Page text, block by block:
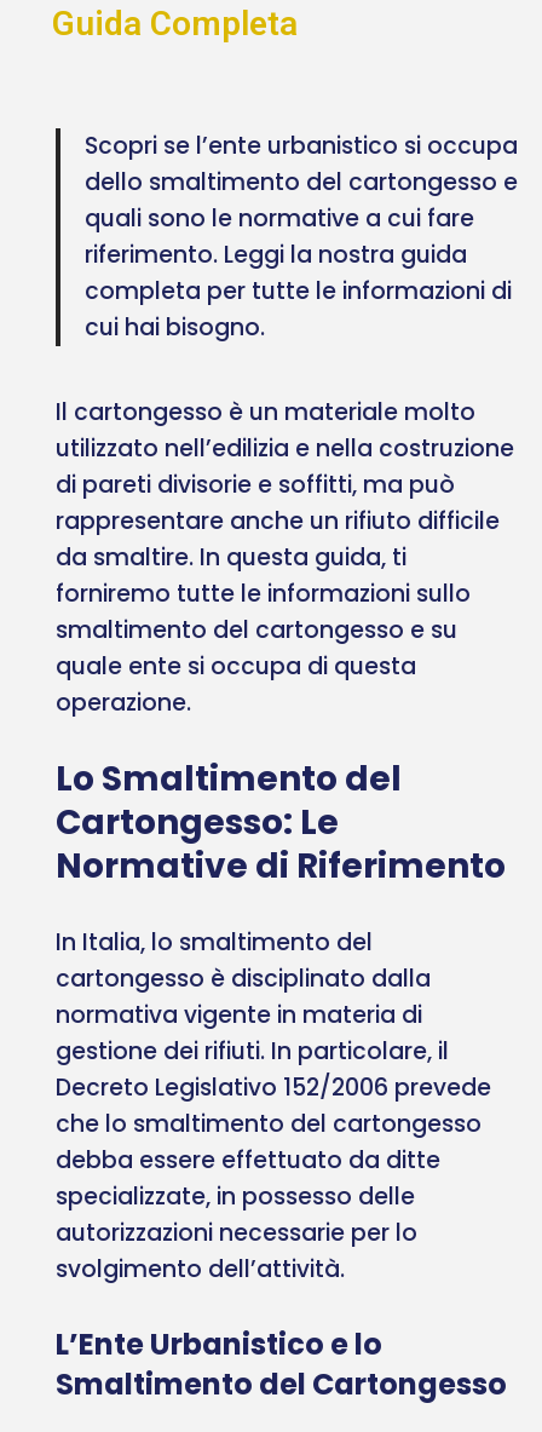
Guida Completa
Scopri se l’ente urbanistico si occupa
dello smaltimento del cartongesso e
quali sono le normative a cui fare
riferimento. Leggi la nostra guida
completa per tutte le informazioni di
cui hai bisogno.
Il cartongesso è un materiale molto
utilizzato nell’edilizia e nella costruzione
di pareti divisorie e soffitti, ma può
rappresentare anche un rifiuto difficile
da smaltire. In questa guida, ti
forniremo tutte le informazioni sullo
smaltimento del cartongesso e su
quale ente si occupa di questa
operazione.
Lo Smaltimento del
Cartongesso: Le
Normative di Riferimento
In Italia, lo smaltimento del
cartongesso è disciplinato dalla
normativa vigente in materia di
gestione dei rifiuti. In particolare, il
Decreto Legislativo 152/2006 prevede
che lo smaltimento del cartongesso
debba essere effettuato da ditte
specializzate, in possesso delle
autorizzazioni necessarie per lo
svolgimento dell’attività.
L’Ente Urbanistico e lo
Smaltimento del Cartongesso